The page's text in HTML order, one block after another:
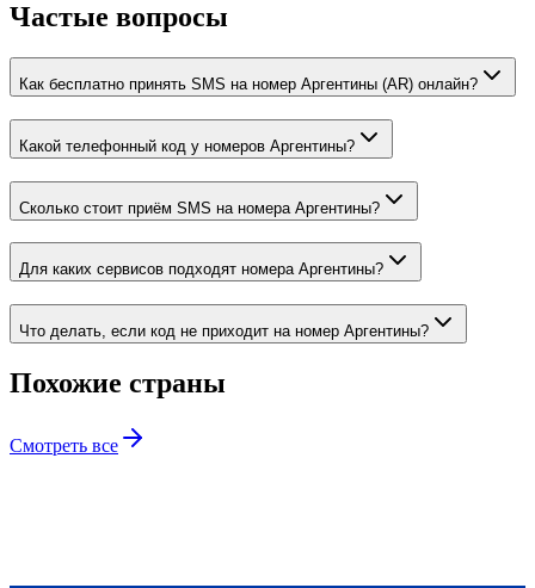
Частые вопросы
Как бесплатно принять SMS на номер Аргентины (AR) онлайн?
Какой телефонный код у номеров Аргентины?
Сколько стоит приём SMS на номера Аргентины?
Для каких сервисов подходят номера Аргентины?
Что делать, если код не приходит на номер Аргентины?
Похожие страны
Смотреть все